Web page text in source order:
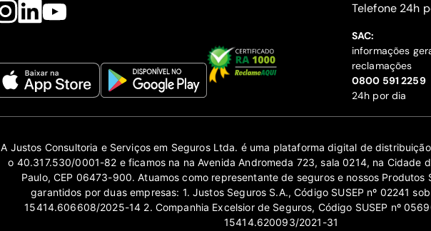
‍Telefone 24h
SAC:
informações
reclamações
‍0800 591 2259
24h por dia
A Justos Consultoria e Serviços em Seguros Ltda. é uma plataforma digital de
o 40.317.530/0001-82 e ficamos na na Avenida Andromeda 723, sala 0214, na Cidade
Paulo, CEP 06473-900. Atuamos como representante de seguros e nossos Produtos
garantidos por duas empresas: 1. Justos Seguros S.A., Código SUSEP nº 02241
15414.606608/2025-14 2. Companhia Excelsior de Seguros, Código SUSEP nº
15414.620093/2021-31